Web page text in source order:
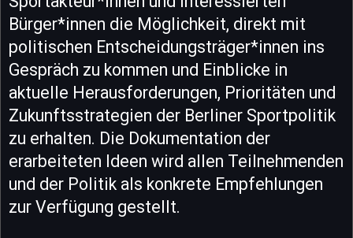
Bürger*innen die Möglichkeit, direkt mit
politischen Entscheidungsträger*innen ins
Gespräch zu kommen und Einblicke in
aktuelle Herausforderungen, Prioritäten und
Zukunftsstrategien der Berliner Sportpolitik
zu erhalten. Die Dokumentation der
erarbeiteten Ideen wird allen Teilnehmenden
und der Politik als konkrete Empfehlungen
zur Verfügung gestellt.